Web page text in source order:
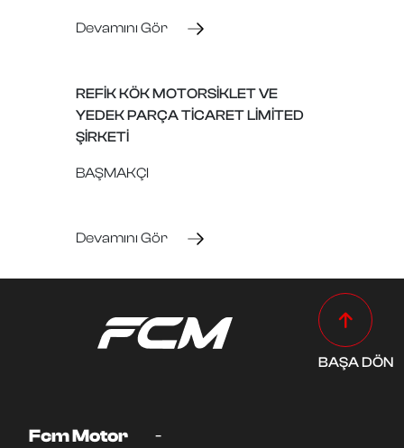
Devamını Gör
REFİK KÖK MOTORSİKLET VE
YEDEK PARÇA TİCARET LİMİTED
ŞİRKETİ
BAŞMAKÇI
Devamını Gör
BAŞA DÖN
Fcm Motor -